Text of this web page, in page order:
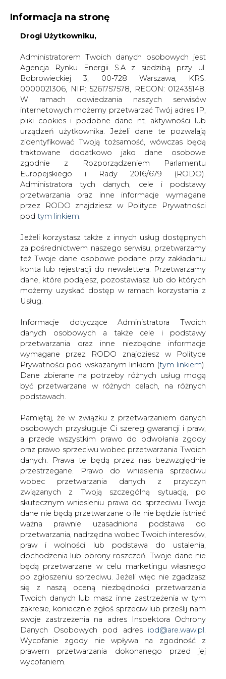
KONTAKT:
WYDAWCA PORTALU:
WYSOKI KONTRAST A A
ZALOGUJ SIĘ
WŁĄCZ CIRE.TV
Informacja na stronę
Drogi Użytkowniku,
Administratorem Twoich danych osobowych jest
Agencja Rynku Energii S.A z siedzibą przy ul.
Bobrowieckiej 3, 00-728 Warszawa, KRS:
0000021306, NIP: 5261757578, REGON: 012435148.
W ramach odwiedzania naszych serwisów
internetowych możemy przetwarzać Twój adres IP,
pliki cookies i podobne dane nt. aktywności lub
urządzeń użytkownika. Jeżeli dane te pozwalają
zidentyfikować Twoją tożsamość, wówczas będą
traktowane dodatkowo jako dane osobowe
zgodnie z Rozporządzeniem Parlamentu
Europejskiego i Rady 2016/679 (RODO).
Administratora tych danych, cele i podstawy
przetwarzania oraz inne informacje wymagane
przez RODO znajdziesz w Polityce Prywatności
pod tym linkiem.
Jeżeli korzystasz także z innych usług dostępnych
za pośrednictwem naszego serwisu, przetwarzamy
też Twoje dane osobowe podane przy zakładaniu
konta lub rejestracji do newslettera. Przetwarzamy
dane, które podajesz, pozostawiasz lub do których
możemy uzyskać dostęp w ramach korzystania z
Usług.
Informacje dotyczące Administratora Twoich
danych osobowych a także cele i podstawy
przetwarzania oraz inne niezbędne informacje
wymagane przez RODO znajdziesz w Polityce
Prywatności pod wskazanym linkiem (tym linkiem).
Dane zbierane na potrzeby różnych usług mogą
być przetwarzane w różnych celach, na różnych
podstawach.
Pamiętaj, że w związku z przetwarzaniem danych
osobowych przysługuje Ci szereg gwarancji i praw,
a przede wszystkim prawo do odwołania zgody
oraz prawo sprzeciwu wobec przetwarzania Twoich
danych. Prawa te będą przez nas bezwzględnie
przestrzegane. Prawo do wniesienia sprzeciwu
wobec przetwarzania danych z przyczyn
związanych z Twoją szczególną sytuacją, po
skutecznym wniesieniu prawa do sprzeciwu Twoje
dane nie będą przetwarzane o ile nie będzie istnieć
ważna prawnie uzasadniona podstawa do
przetwarzania, nadrzędna wobec Twoich interesów,
praw i wolności lub podstawa do ustalenia,
dochodzenia lub obrony roszczeń. Twoje dane nie
będą przetwarzane w celu marketingu własnego
po zgłoszeniu sprzeciwu. Jeżeli więc nie zgadzasz
się z naszą oceną niezbędności przetwarzania
Twoich danych lub masz inne zastrzeżenia w tym
zakresie, koniecznie zgłoś sprzeciw lub prześlij nam
swoje zastrzeżenia na adres Inspektora Ochrony
Danych Osobowych pod adres iod@are.waw.pl.
Wycofanie zgody nie wpływa na zgodność z
prawem przetwarzania dokonanego przed jej
wycofaniem.
Strona główna
SERWIS INFORMACYJNY CIRE
/ Wyższe kominy do trybunału
2006-04-12 00:00
skomentuj
udostępnij:
Wyższe kominy do trybunału
Zmiana ustawy kominowej, którą
proponuje MSP, to kosmetyka. KPP
zaskarży nową regulację gdzie się da.
Planowane przez Ministerstwo Skarbu Państwa (MSP)
podwyższenie pułapu wynagrodzeń zarządów
największych państwowych spółek do
dziesięciokrotności średniej krajowej, czyli prawie 27 tys.
zł, nie zlikwiduje negatywnych skutków działania ustawy
kominowej. Takiego zdania jest Andrzej Malinowski,
prezydent Konfederacji Pracodawców Polskich (KPP).
MSP wcześniej zapowiadało likwidację ustawy i
uzależnienie wynagrodzeń państwowych menedżerów
od wyników osiąganych przez firmy. KPP, która już
ponad rok temu złożyła skargę w Brukseli w sprawie
ustawy kominowej, uważa, że to tylko lifting, i zamierza
ponowić próbę utrącenia przepisów. Powołuje się na
europejskie regulacje dotyczące równego traktowania
spółek państwowych i prywatnych.